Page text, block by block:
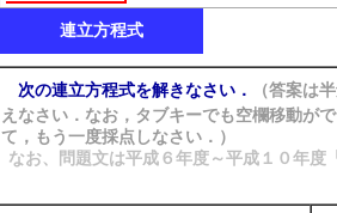
連立方程式
次の連立方程式を解きなさい．
（答案は
えなさい．なお，タブキーでも空欄移動が
て，もう一度採点しなさい．）
なお、問題文は平成６年度～平成１０年